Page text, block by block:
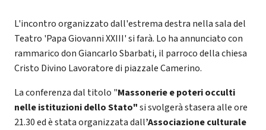
L'incontro organizzato dall'estrema destra nella sala del
Teatro 'Papa Giovanni XXIII' si farà. Lo ha annunciato con
rammarico don Giancarlo Sbarbati, il parroco della chiesa
Cristo Divino Lavoratore di piazzale Camerino.
La conferenza dal titolo "Massonerie e poteri occulti
nelle istituzioni dello Stato"si svolgerà stasera alle ore
21.30 ed è stata organizzata dall’Associazione culturale